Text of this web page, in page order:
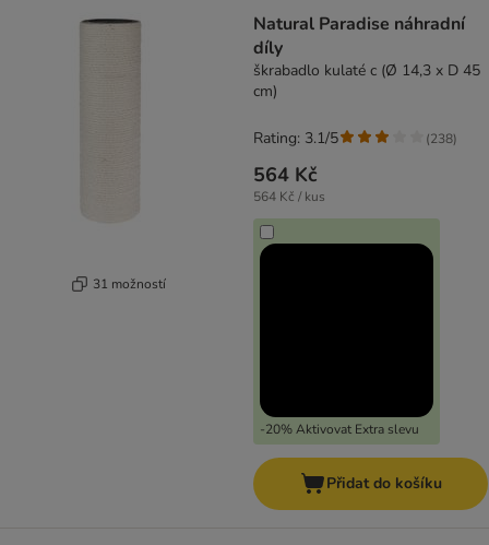
31 možností
Natural Paradise náhradní
díly
škrabadlo kulaté c (Ø 14,3 x D 45
cm)
564 Kč
564 Kč / kus
-20% Aktivovat Extra slevu
Rating: 3.1/5 (238)
Přidat do košíku